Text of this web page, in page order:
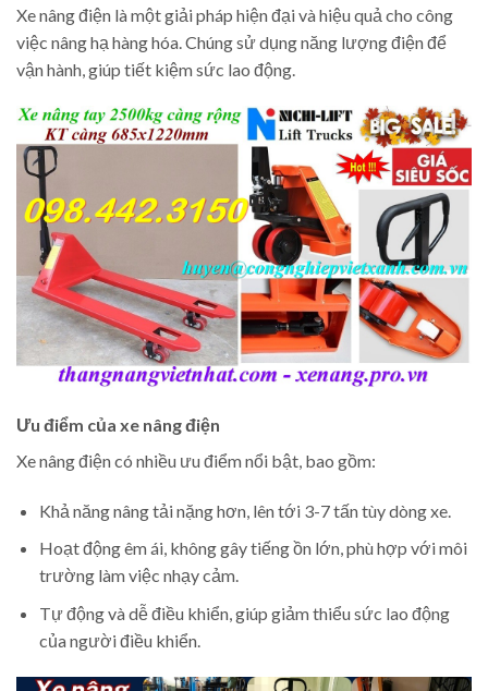
Xe nâng điện là một giải pháp hiện đại và hiệu quả cho công
việc nâng hạ hàng hóa. Chúng sử dụng năng lượng điện để
vận hành, giúp tiết kiệm sức lao động.
Ưu điểm của xe nâng điện
Xe nâng điện có nhiều ưu điểm nổi bật, bao gồm:
Khả năng nâng tải nặng hơn, lên tới 3-7 tấn tùy dòng xe.
Hoạt động êm ái, không gây tiếng ồn lớn, phù hợp với môi
trường làm việc nhạy cảm.
Tự động và dễ điều khiển, giúp giảm thiểu sức lao động
của người điều khiển.